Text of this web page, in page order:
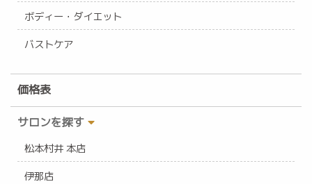
ボディー・ダイエット
バストケア
価格表
サロンを探す
松本村井 本店
伊那店